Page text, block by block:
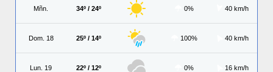
Mñn. 34º / 24º 0% 40 km/h
Dom. 18 25º / 14º 100% 40 km/h
Lun. 19 22º / 12º 0% 16 km/h